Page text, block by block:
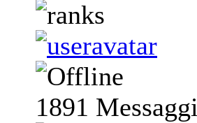
1891 Messaggi